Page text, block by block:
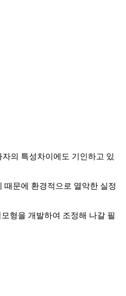
의 특성차이에도 기인하고 있
때문에 환경적으로 열악한 실정
형을 개발하여 조정해 나갈 필